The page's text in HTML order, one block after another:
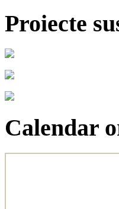
Proiecte
Calendar